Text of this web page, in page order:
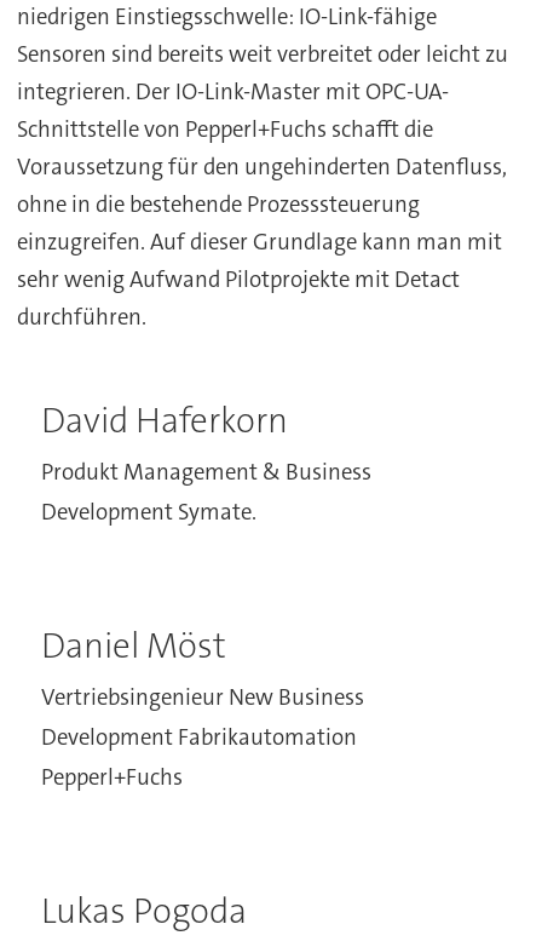
niedrigen Einstiegsschwelle: IO-Link-fähige
Sensoren sind bereits weit verbreitet oder leicht zu
integrieren. Der IO-Link-Master mit OPC-UA-
Schnittstelle von Pepperl+Fuchs schafft die
Voraussetzung für den ungehinderten Datenfluss,
ohne in die bestehende Prozesssteuerung
einzugreifen. Auf dieser Grundlage kann man mit
sehr wenig Aufwand Pilotprojekte mit Detact
durchführen.
David Haferkorn
Produkt Management & Business
Development Symate.
Daniel Möst
Vertriebsingenieur New Business
Development Fabrikautomation
Pepperl+Fuchs
Lukas Pogoda